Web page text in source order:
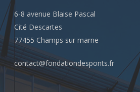
6-8 avenue Blaise Pascal
Cité Descartes
77455 Champs sur marne
contact@fondationdesponts.fr